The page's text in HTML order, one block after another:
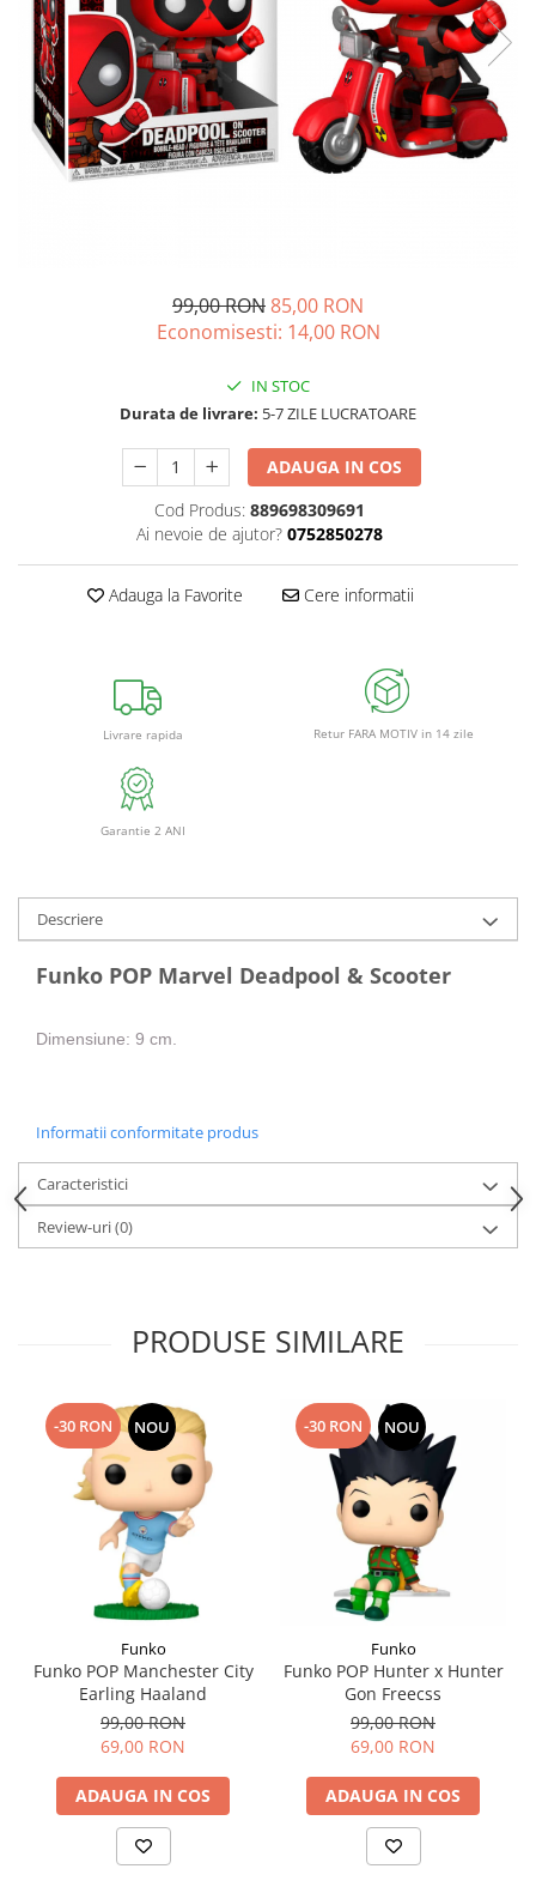
99,00 RON85,00 RON
Economisesti: 14,00 RON
IN STOC
Durata de livrare: 5-7 ZILE LUCRATOARE
ADAUGA IN COS
Cod Produs: 889698309691
Ai nevoie de ajutor? 0752850278
Adauga la Favorite Cere informatii
Livrare rapida Retur FARA MOTIV in 14 zile
Garantie 2 ANI
Descriere
Funko POP Marvel Deadpool & Scooter
Dimensiune: 9 cm.
Informatii conformitate produs
Caracteristici
Review-uri(0)
PRODUSE SIMILARE
-30 RON NOU
Funko
Funko POP Manchester City
Earling Haaland
99,00 RON
69,00 RON
ADAUGA IN COS
-30 RON NOU
Funko
Funko POP Hunter x Hunter
Gon Freecss
99,00 RON
69,00 RON
ADAUGA IN COS